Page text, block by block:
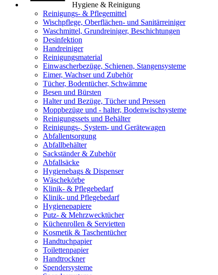
Hygiene & Reinigung
Reinigungs- & Pflegemittel
Wischpflege, Oberflächen- und Sanitärreiniger
Waschmittel, Grundreiniger, Beschichtungen
Desinfektion
Handreiniger
Reinigungsmaterial
Einwascherbezüge, Schienen, Stangensysteme
Eimer, Wachser und Zubehör
Tücher, Bodentücher, Schwämme
Besen und Bürsten
Halter und Bezüge, Tücher und Pressen
Moppbezüge und - halter, Bodenwischsysteme
Reinigungssets und Behälter
Reinigungs-, System- und Gerätewagen
Abfallentsorgung
Abfallbehälter
Sackständer & Zubehör
Abfallsäcke
Hygienebags & Dispenser
Wäschekörbe
Klinik- & Pflegebedarf
Klinik- und Pflegebedarf
Hygienepapiere
Putz- & Mehrzwecktücher
Küchenrollen & Servietten
Kosmetik & Taschentücher
Handtuchpapier
Toilettenpapier
Handtrockner
Spendersysteme